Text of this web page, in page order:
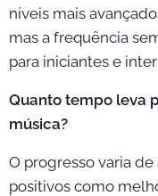
níveis mais
mas a frequência
para iniciantes e
Quanto tempo leva
música?
O progresso varia
positivos como